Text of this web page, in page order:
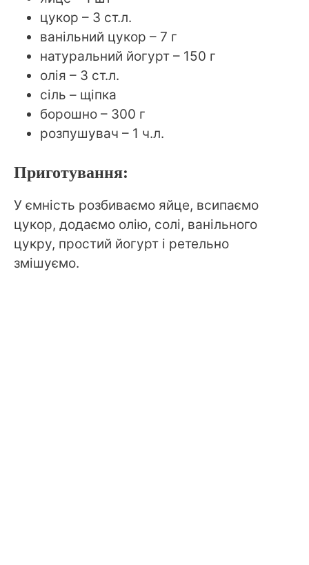
цукор – 3 ст.л.
ванільний цукор – 7 г
натуральний йогурт – 150 г
олія – 3 ст.л.
сіль – щіпка
борошно – 300 г
розпушувач – 1 ч.л.
Приготування:
У ємність розбиваємо яйце, всипаємо
цукор, додаємо олію, солі, ванільного
цукру, простий йогурт і ретельно
змішуємо.